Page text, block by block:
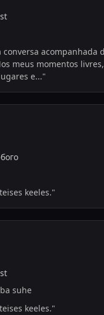
conversa acompanhada
meus momentos
e..."
keeles."
suhe
keeles."